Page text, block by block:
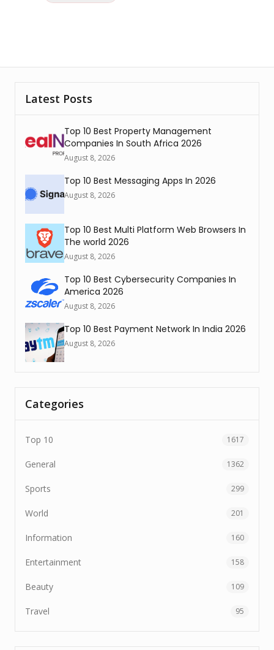
Latest Posts
Top 10 Best Property Management
Companies In South Africa 2026
August 8, 2026
Top 10 Best Messaging Apps In 2026
August 8, 2026
Top 10 Best Multi Platform Web Browsers In
The world 2026
August 8, 2026
Top 10 Best Cybersecurity Companies In
America 2026
August 8, 2026
Top 10 Best Payment Network In India 2026
August 8, 2026
Categories
Top 10 1617
General 1362
Sports 299
World 201
Information 160
Entertainment 158
Beauty 109
Travel 95